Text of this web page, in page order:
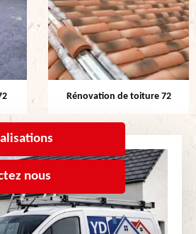
nous
Rénovation de toiture 72